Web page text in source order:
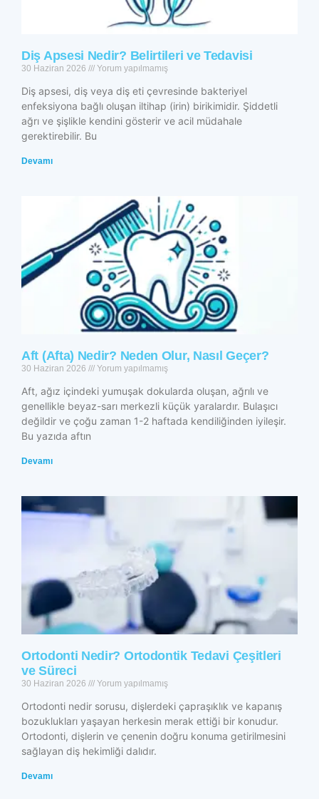
Diş Apsesi Nedir? Belirtileri ve Tedavisi
30 Haziran 2026 Yorum yapılmamış
Diş apsesi, diş veya diş eti çevresinde bakteriyel
enfeksiyona bağlı oluşan iltihap (irin) birikimidir. Şiddetli
ağrı ve şişlikle kendini gösterir ve acil müdahale
gerektirebilir. Bu
Devamı
Aft (Afta) Nedir? Neden Olur, Nasıl Geçer?
30 Haziran 2026 Yorum yapılmamış
Aft, ağız içindeki yumuşak dokularda oluşan, ağrılı ve
genellikle beyaz-sarı merkezli küçük yaralardır. Bulaşıcı
değildir ve çoğu zaman 1-2 haftada kendiliğinden iyileşir.
Bu yazıda aftın
Devamı
Ortodonti Nedir? Ortodontik Tedavi Çeşitleri
ve Süreci
30 Haziran 2026 Yorum yapılmamış
Ortodonti nedir sorusu, dişlerdeki çapraşıklık ve kapanış
bozuklukları yaşayan herkesin merak ettiği bir konudur.
Ortodonti, dişlerin ve çenenin doğru konuma getirilmesini
sağlayan diş hekimliği dalıdır.
Devamı